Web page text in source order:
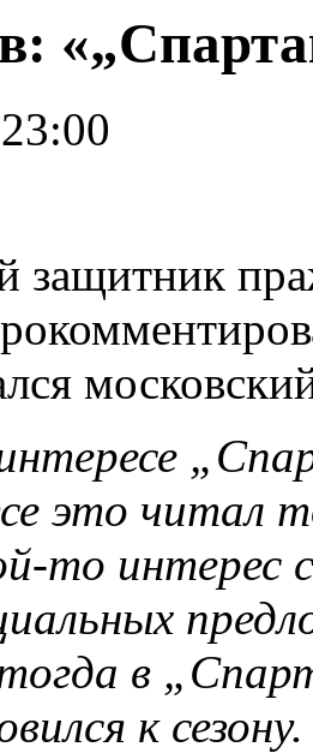
защитник
это читал
то интерес
в
к сезону.